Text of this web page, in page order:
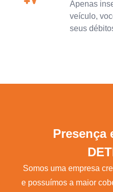
Apenas
veículo,
seus
Presença
Somos uma empresa
e possuímos a maior